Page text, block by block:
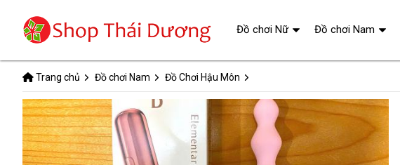
Trang chủ Đồ chơi Nam Đồ Chơi Hậu Môn
Đồ chơi Nữ Đồ chơi Nam